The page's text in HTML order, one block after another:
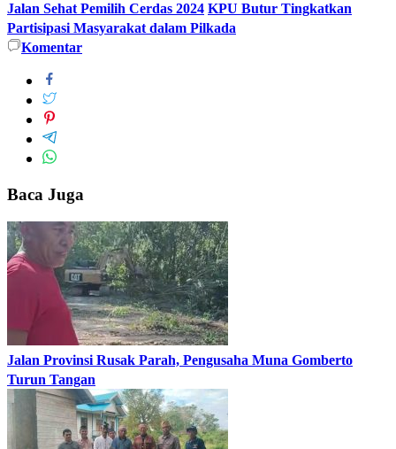
Jalan Sehat Pemilih Cerdas 2024 KPU Butur Tingkatkan
Partisipasi Masyarakat dalam Pilkada
Komentar
Baca Juga
Jalan Provinsi Rusak Parah, Pengusaha Muna Gomberto
Turun Tangan